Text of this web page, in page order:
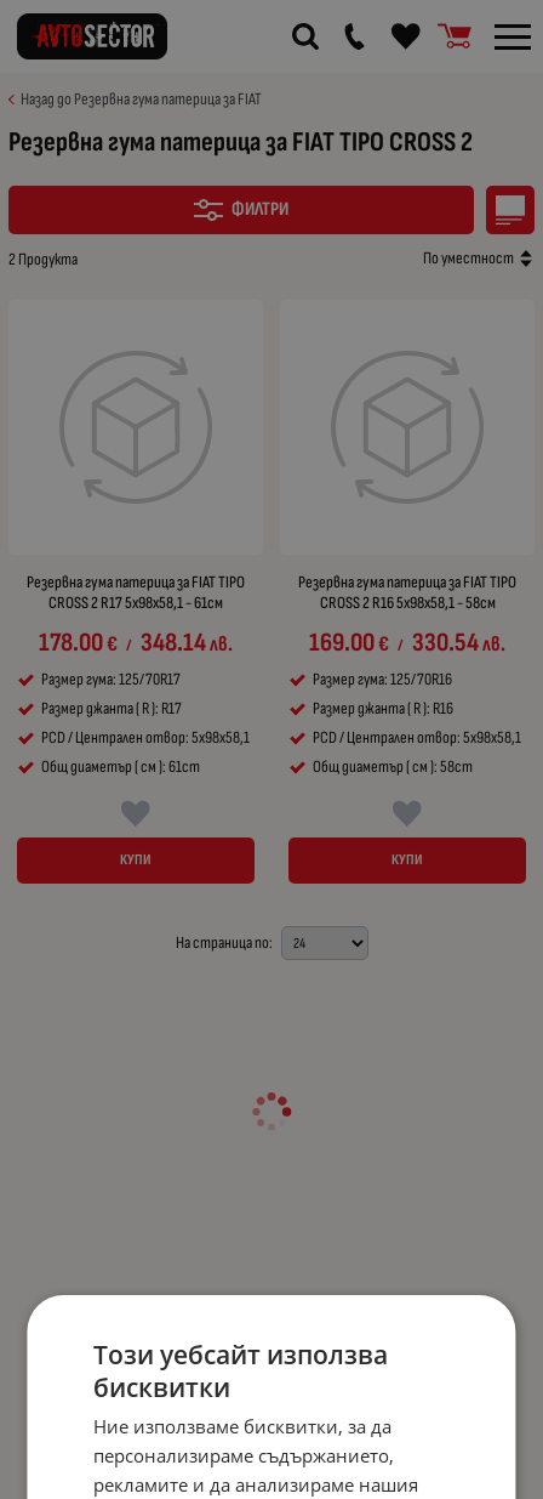
Назад до Резервна гума патерица за FIAT
Резервна гума патерица за FIAT TIPO CROSS 2
ФИЛТРИ
2 Продукта По уместност
Резервна гума патерица за FIAT TIPO
CROSS 2 R17 5x98x58,1 - 61см
178.00€ / 348.14лв.
Размер гума: 125/70R17
Размер джанта ( R ): R17
PCD / Централен отвор: 5x98x58,1
Общ диаметър ( см ): 61cm
КУПИ
Резервна гума патерица за FIAT TIPO
CROSS 2 R16 5x98x58,1 - 58см
169.00€ / 330.54лв.
Размер гума: 125/70R16
Размер джанта ( R ): R16
PCD / Централен отвор: 5x98x58,1
Общ диаметър ( см ): 58cm
КУПИ
На страница по:
Този уебсайт използва
бисквитки
Ние използваме бисквитки, за да
персонализираме съдържанието,
рекламите и да анализираме нашия